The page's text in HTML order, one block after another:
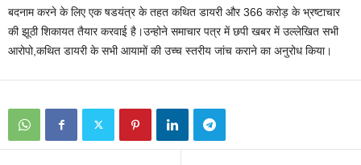
बदनाम करने के लिए एक षडयंत्र के तहत कथित डायरी और 366 करोड़ के भ्रष्टाचार
की झूठी शिकायत तैयार करवाई है।उन्होने समाचार पत्र में छपी खबर में उल्लेखित सभी
आरोपो,कथित डायरी के सभी आयामों की उच्च स्तरीय जांच कराने का अनुरोध किया।